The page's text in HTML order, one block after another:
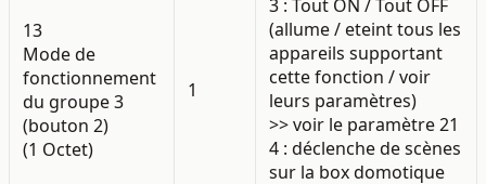
3 : Tout ON / Tout OFF
(allume / eteint tous les
appareils supportant
cette fonction / voir
leurs paramètres)
>> voir le paramètre 21
4 : déclenche de scènes
sur la box domotique
13
Mode de
fonctionnement
du groupe 3
(bouton 2)
(1 Octet)
1